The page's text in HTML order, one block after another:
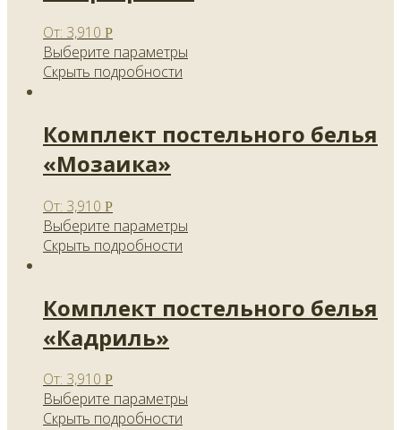
От: 3,910 Р
Выберите параметры
Скрыть подробности
Комплект постельного белья
«Мозаика»
От: 3,910 Р
Выберите параметры
Скрыть подробности
Комплект постельного белья
«Кадриль»
От: 3,910 Р
Выберите параметры
Скрыть подробности